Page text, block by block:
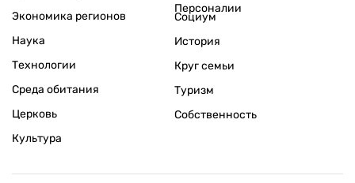
Экономика регионов
Персоналии
Наука
Технологии
Среда обитания
Церковь
Культура
Социум
История
Круг семьи
Туризм
Собственность